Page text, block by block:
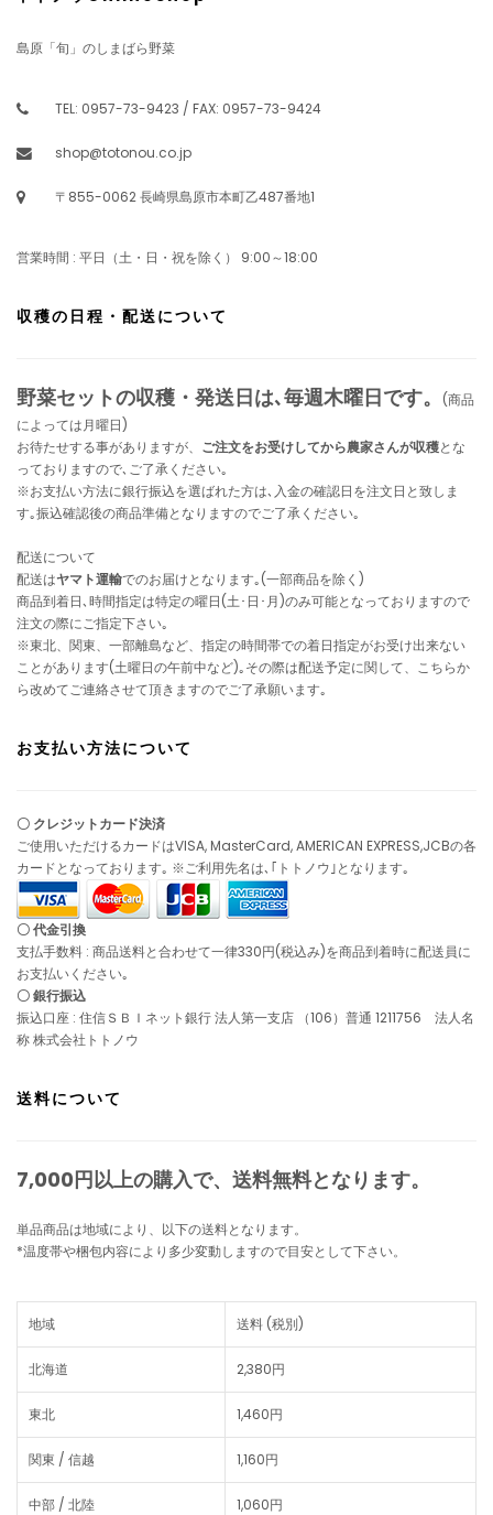
島原「旬」のしまばら野菜
TEL: 0957-73-9423 / FAX: 0957-73-9424
shop@totonou.co.jp
〒855-0062 長崎県島原市本町乙487番地1
営業時間 : 平日（土・日・祝を除く） 9:00～18:00
収穫の日程・配送について
野菜セットの収穫・発送日は､毎週木曜日です。
(商品
によっては月曜日)
お待たせする事がありますが、 ご注文をお受けしてから農家さんが収穫とな
っておりますので､ご了承ください｡
※お支払い方法に銀行振込を選ばれた方は､入金の確認日を注文日と致しま
す｡振込確認後の商品準備となりますのでご了承ください｡
配送について
配送はヤマト運輸でのお届けとなります｡(一部商品を除く)
商品到着日､時間指定は特定の曜日(土･日･月)のみ可能となっておりますので
注文の際にご指定下さい｡
※東北、関東、一部離島など、指定の時間帯での着日指定がお受け出来ない
ことがあります(土曜日の午前中など)｡その際は配送予定に関して、こちらか
ら改めてご連絡させて頂きますのでご了承願います｡
お支払い方法について
〇 クレジットカード決済
ご使用いただけるカードはVISA, MasterCard, AMERICAN EXPRESS,JCBの各
カードとなっております｡ ※ご利用先名は､｢トトノウ｣となります｡
〇 代金引換
支払手数料 : 商品送料と合わせて一律330円(税込み)を商品到着時に配送員に
お支払いください｡
〇 銀行振込
振込口座 : 住信ＳＢＩネット銀行 法人第一支店 （106）普通 1211756 法人名
称 株式会社トトノウ
送料について
7,000円以上の購入で、 送料無料となります。
単品商品は地域により、以下の送料となります。
*温度帯や梱包内容により多少変動しますので目安として下さい。
地域 送料 (税別)
北海道 2,380円
東北 1,460円
関東 / 信越 1,160円
中部 / 北陸 1,060円